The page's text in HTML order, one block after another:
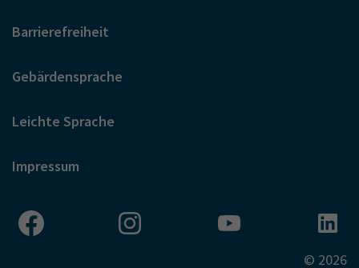
Barrierefreiheit
Gebärdensprache
Leichte Sprache
Impressum
© 2026